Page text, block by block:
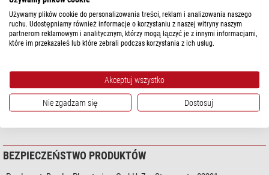
stabilizuje się wybrana długość fali, która w przeciwnym razie przesuwa
wraz ze wzrostem temperatury. Filtry D-ERF mająwielowarstwową
powłokę eliminującą odblaski! Wykorzystujemy do tego celu najlepszy
znany system warstw z 0,2% odbicia resztkowego, by wyeliminować
systemie i obniżały kontrast obrazu powierzchni Słońca i pretuberancji.
Aby wyprodukować tak idealnie płaską powierzchnię i utrzymać jej
płaskość mimo sił wywieranych przez różne powłoki antyodblaskowe,
kawałki, aby mieć nadzieję na dobrą jakość końcową! Szkło bardzo łatwo
się deformuje z powodu nieodpowiedniej obróbki albo przy nakładaniu
DANE TECHNICZNE
Powłoka antyrefleksyjna układu
optycznego
wielowarstwowe (dielektryczne)
Oprawa Filtr obiektywowy
BEZPIECZEŃSTWO PRODUKTÓW
Używamy plików cookie do personalizowania treści, reklam i analizowania naszego
ruchu. Udostępniamy również informacje o korzystaniu z naszej witryny naszym
partnerom reklamowym i analitycznym, którzy mogą łączyć je z innymi informacjami,
które im przekazałeś lub które zebrali podczas korzystania z ich usług.
Akceptuj wszystko
Nie zgadzam się Dostosuj